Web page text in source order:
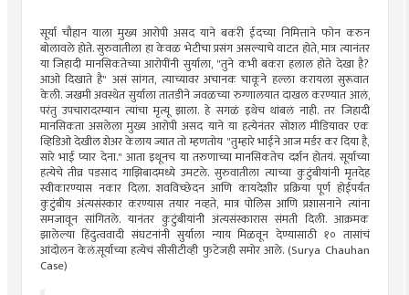
सूर्या चौहान याला मुख्य आरोपी असद याने बकरी ईदच्या निमित्ताने फोन करुन
बोलावले होते. सुरुवातीला हा केवळ भेटीचा प्रसंग असल्याचे वाटत होते, मात्र त्यानंतर
या जिहादी मानसिकतेच्या आरोपींनी सुर्याला, "तुने कभी बकरा हलाल होते देखा है?
आओ दिखाते है" असं सांगत, त्याच्यावर अचानक चाकूने हल्ला करायला सुरूवात
केली. जखमी अवस्थेत सुर्याला तातडीने जवळच्या रुग्णालयात दाखल करण्यात आलं,
परंतु उपचारादरम्यान त्यांचा मृत्यू झाला. हे सगळं इथेच थांबलं नाही. तर जिहादी
मानसिकता असलेला मुख्य आरोपी असद याने या हत्येनंतर सोशल मीडियावर एक
व्हिडिओ देखील शेअर केलाय ज्यात तो म्हणतोय "तुम्हारे भाईने आज मर्डर कर दिया है,
सारे भाई प्यार देना." आता इथूनच या तरुणाच्या मानसिकतेच दर्शन होतयं. सूर्याच्या
हत्येचे तीव्र पडसाद गाझिबादमध्ये उमटले. सुरुवातीला त्याच्या कुटुंबीयांनी मृतदेह
स्वीकारण्यास नकार दिला. शवविच्छेदन आणि कायदेशीर प्रक्रिया पूर्ण होईपर्यंत
कुटुंबीय अंत्यसंस्कार करण्यास तयार नव्हते, मात्र पोलिस आणि प्रशासनाने त्यांना
समजावून सांगितले. यानंतर कुटुंबीयांनी अंत्यसंस्कारास संमती दिली. आक्रमक
झालेल्या हिंदुत्ववादी संघटनांनी सुर्याला न्याय मिळवून देण्यासाठी १० तासांचं
आंदोलन केलं.सूर्याच्या हत्येचं सीसीटीव्ही फुटेजही समोर आले. (Surya Chauhan
Case)